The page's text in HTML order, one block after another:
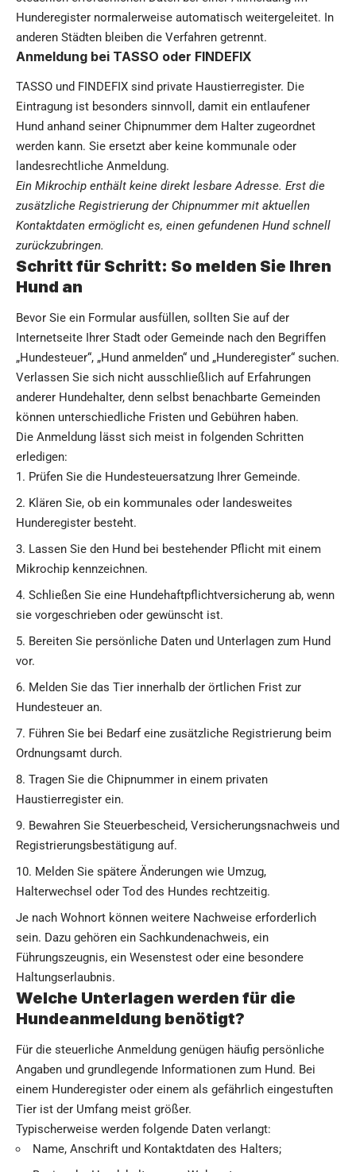
Hunderegister normalerweise automatisch weitergeleitet. In
anderen Städten bleiben die Verfahren getrennt.
Anmeldung bei TASSO oder FINDEFIX
TASSO und FINDEFIX sind private Haustierregister. Die
Eintragung ist besonders sinnvoll, damit ein entlaufener
Hund anhand seiner Chipnummer dem Halter zugeordnet
werden kann. Sie ersetzt aber keine kommunale oder
landesrechtliche Anmeldung.
Ein Mikrochip enthält keine direkt lesbare Adresse. Erst die
zusätzliche Registrierung der Chipnummer mit aktuellen
Kontaktdaten ermöglicht es, einen gefundenen Hund schnell
zurückzubringen.
Schritt für Schritt: So melden Sie Ihren
Hund an
Bevor Sie ein Formular ausfüllen, sollten Sie auf der
Internetseite Ihrer Stadt oder Gemeinde nach den Begriffen
„Hundesteuer“, „Hund anmelden“ und „Hunderegister“ suchen.
Verlassen Sie sich nicht ausschließlich auf Erfahrungen
anderer Hundehalter, denn selbst benachbarte Gemeinden
können unterschiedliche Fristen und Gebühren haben.
Die Anmeldung lässt sich meist in folgenden Schritten
erledigen:
Prüfen Sie die Hundesteuersatzung Ihrer Gemeinde.
Klären Sie, ob ein kommunales oder landesweites
Hunderegister besteht.
Lassen Sie den Hund bei bestehender Pflicht mit einem
Mikrochip kennzeichnen.
Schließen Sie eine Hundehaftpflichtversicherung ab, wenn
sie vorgeschrieben oder gewünscht ist.
Bereiten Sie persönliche Daten und Unterlagen zum Hund
vor.
Melden Sie das Tier innerhalb der örtlichen Frist zur
Hundesteuer an.
Führen Sie bei Bedarf eine zusätzliche Registrierung beim
Ordnungsamt durch.
Tragen Sie die Chipnummer in einem privaten
Haustierregister ein.
Bewahren Sie Steuerbescheid, Versicherungsnachweis und
Registrierungsbestätigung auf.
Melden Sie spätere Änderungen wie Umzug,
Halterwechsel oder Tod des Hundes rechtzeitig.
Je nach Wohnort können weitere Nachweise erforderlich
sein. Dazu gehören ein Sachkundenachweis, ein
Führungszeugnis, ein Wesenstest oder eine besondere
Haltungserlaubnis.
Welche Unterlagen werden für die
Hundeanmeldung benötigt?
Für die steuerliche Anmeldung genügen häufig persönliche
Angaben und grundlegende Informationen zum Hund. Bei
einem Hunderegister oder einem als gefährlich eingestuften
Tier ist der Umfang meist größer.
Typischerweise werden folgende Daten verlangt:
Name, Anschrift und Kontaktdaten des Halters;